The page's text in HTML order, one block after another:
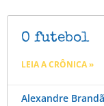
O futebol
LEIA A CRÔNICA »
Alexandre